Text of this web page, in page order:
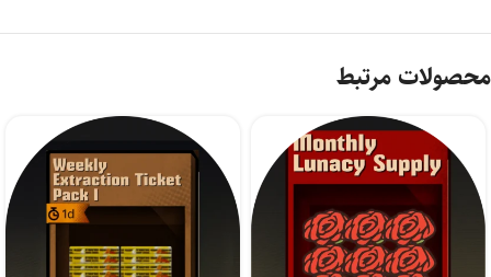
محصولات مرتبط